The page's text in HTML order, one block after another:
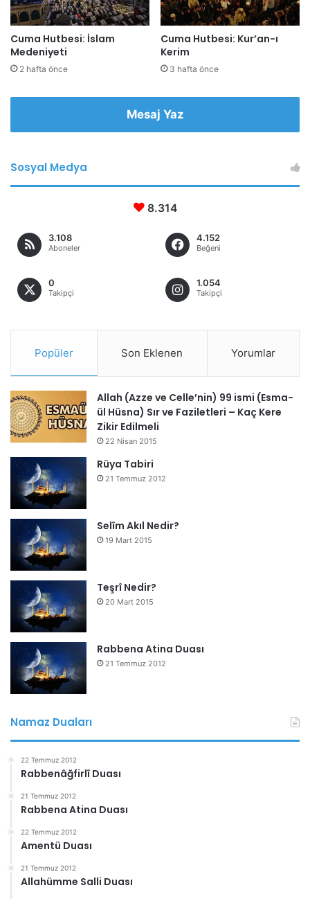
z
Cuma Hutbesi: İslam
Medeniyeti
2 hafta önce
Cuma Hutbesi: Kur’an-ı
Kerim
3 hafta önce
Mesaj Yaz
Sosyal Medya
8.314
3.108
Aboneler
4.152
Beğeni
0
Takipçi
1.054
Takipçi
Popüler Son Eklenen Yorumlar
Allah (Azze ve Celle’nin) 99 ismi (Esma-
ül Hüsna) Sır ve Faziletleri – Kaç Kere
Zikir Edilmeli
22 Nisan 2015
Rüya Tabiri
21 Temmuz 2012
Selîm Akıl Nedir?
19 Mart 2015
Teşrî Nedir?
20 Mart 2015
Rabbena Atina Duası
21 Temmuz 2012
Namaz Duaları
22 Temmuz 2012
Rabbenâğfirlî Duası
21 Temmuz 2012
Rabbena Atina Duası
22 Temmuz 2012
Amentü Duası
21 Temmuz 2012
Allahümme Salli Duası